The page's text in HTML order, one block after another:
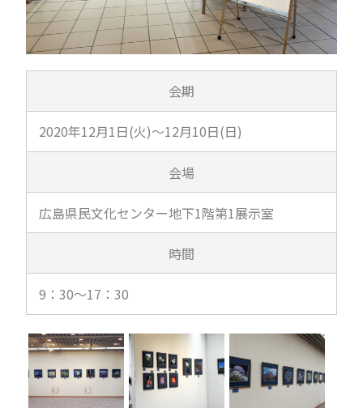
会期
2020年12月1日(火)～12月10日(日)
会場
広島県民文化センター地下1階第1展示室
時間
9：30～17：30